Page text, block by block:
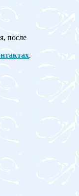
после
.